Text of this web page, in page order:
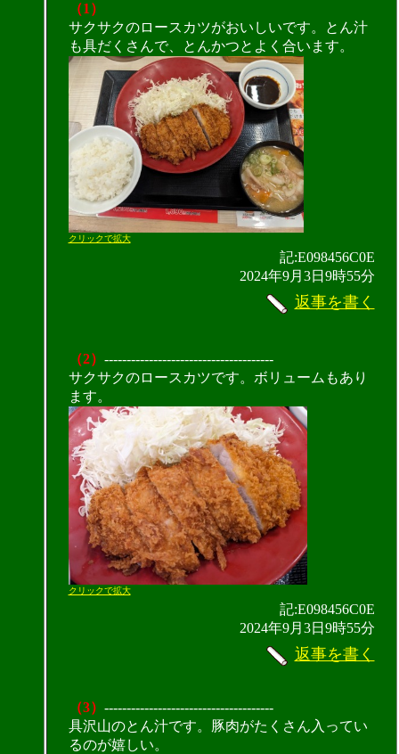
（1）
サクサクのロースカツがおいしいです。とん汁
も具だくさんで、とんかつとよく合います。
クリックで拡大
記:E098456C0E
2024年9月3日9時55分
返事を書く
（2） --------------------------------------
サクサクのロースカツです。ボリュームもあり
ます。
クリックで拡大
記:E098456C0E
2024年9月3日9時55分
返事を書く
（3） --------------------------------------
具沢山のとん汁です。豚肉がたくさん入ってい
るのが嬉しい。